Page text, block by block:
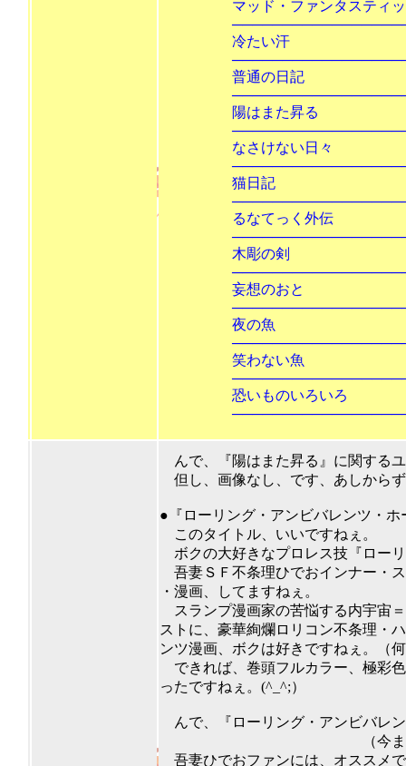
マッド・ファンタスティッ
冷た
普通の
陽はま
なさけな
猫
るなてっ
木彫
妄想の
夜の
笑わな
恐いものい
んで、『陽はまた昇る』に関する
但し、画像なし、です、あしから
●『ローリング・アンビバレンツ・ホ
このタイトル、いいですねぇ。
ボクの大好きなプロレス技『ロー
吾妻ＳＦ不条理ひでおインナー・
・漫画、してますねぇ。
スランプ漫画家の苦悩する内宇宙
ストに、豪華絢爛ロリコン不条理・
ンツ漫画、ボクは好きですねぇ。（
できれば、巻頭フルカラー、極彩
ったですねぇ。(^_^;）
んで、『ローリング・アンビバレ
（今までの最高点！）
吾妻ひでおファンには、オススメ